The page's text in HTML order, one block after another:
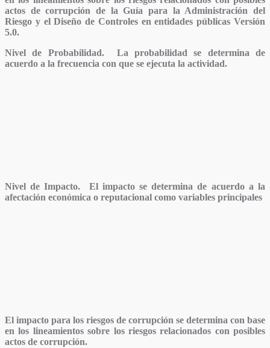
actos de corrupción de la Guía para la Administración del
Riesgo y el Diseño de Controles en entidades públicas Versión
5.0.
Nivel de Probabilidad.La probabilidad se determina de
acuerdo a la frecuencia con que se ejecuta la actividad.
Nivel de Impacto. El impacto se determina de acuerdo a la
afectación económica o reputacional como variables principales
El impacto para los riesgos de corrupción se determina con base
en los lineamientos sobre los riesgos relacionados con posibles
actos de corrupción.